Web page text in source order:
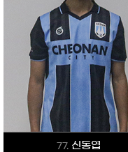
77. 신동엽